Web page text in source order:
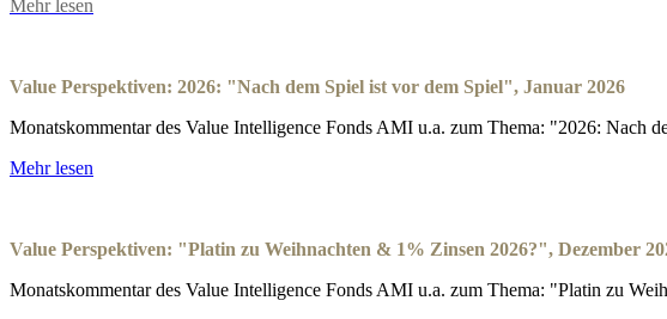
Mehr lesen
Value Perspektiven: 2026: "Nach dem Spiel ist vor dem Spiel", Januar 2026
Monatskommentar des Value Intelligence Fonds AMI u.a. zum Thema: "2026: Nach
Mehr lesen
Value Perspektiven: "Platin zu Weihnachten & 1% Zinsen 2026?", Dezember
Monatskommentar des Value Intelligence Fonds AMI u.a. zum Thema: "Platin zu